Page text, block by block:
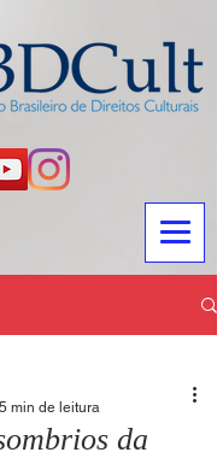
da
5 min de leitura